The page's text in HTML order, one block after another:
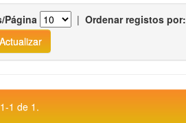
Página | Ordenar registos por:
1 de 1.